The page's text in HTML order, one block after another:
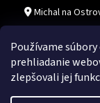
Používame
prehliadanie
zlepšovali jej
Michal na